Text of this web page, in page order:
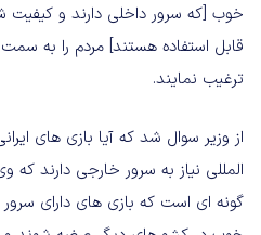
خوب [که سرور داخلی دارند و کیفیت
قابل استفاده هستند] مردم را به
ترغیب نمایند.
از وزیر سوال شد که آیا بازی های
المللی نیاز به سرور خارجی دارند که
گونه ای است که بازی های دارای